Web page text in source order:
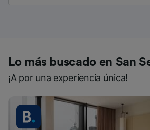
Lo más buscado en San
¡A por una experiencia única!